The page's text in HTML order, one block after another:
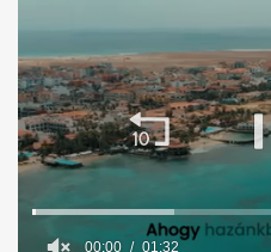
00:01 01:32